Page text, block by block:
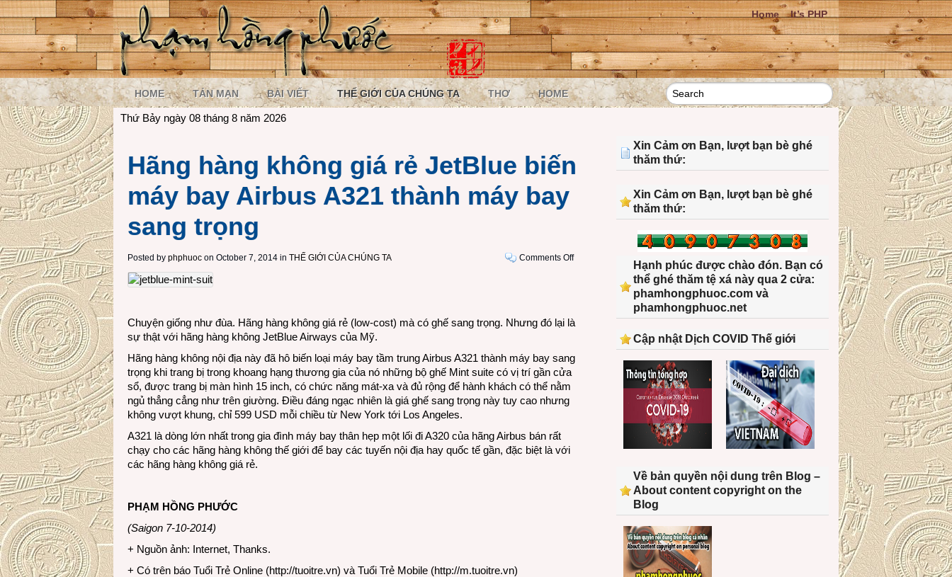
Home It’s PHP
HOME TẢN MẠN BÀI VIẾT THẾ GIỚI CỦA CHÚNG TA THƠ HOME
Thứ Bảy ngày 08 tháng 8 năm 2026
Hãng hàng không giá rẻ JetBlue biến
máy bay Airbus A321 thành máy bay
sang trọng
Posted by phphuoc on October 7, 2014 in THẾ GIỚI CỦA CHÚNG TA Comments Offon
rẻ
biến
Chuyện giống như đùa. Hãng hàng không giá rẻ (low-cost) mà có ghế sang trọng. Nhưng đó lại là
sự thật với hãng hàng không JetBlue Airways của Mỹ.
Hãng hàng không nội địa này đã hô biến loại máy bay tầm trung Airbus A321 thành máy bay sang
trọng khi trang bị trong khoang hạng thương gia của nó những bộ ghế Mint suite có vị trí gần cửa
sổ, được trang bị màn hình 15 inch, có chức năng mát-xa và đủ rộng để hành khách có thể nằm
ngủ thẳng cẳng như trên giường. Điều đáng ngạc nhiên là giá ghế sang trọng này tuy cao nhưng
không vượt khung, chỉ 599 USD mỗi chiều từ New York tới Los Angeles.
A321 là dòng lớn nhất trong gia đình máy bay thân hẹp một lối đi A320 của hãng Airbus bán rất
chạy cho các hãng hàng không thế giới để bay các tuyến nội địa hay quốc tế gần, đặc biệt là với
các hãng hàng không giá rẻ.
PHẠM HỒNG PHƯỚC
(Saigon 7-10-2014)
+ Nguồn ảnh: Internet, Thanks.
+ Có trên báo Tuổi Trẻ Online (http://tuoitre.vn) và Tuổi Trẻ Mobile (http://m.tuoitre.vn)
Xin Cảm ơn Bạn, lượt bạn bè ghé
thăm thứ:
Xin Cảm ơn Bạn, lượt bạn bè ghé
thăm thứ:
Hạnh phúc được chào đón. Bạn có
thể ghé thăm tệ xá này qua 2 cửa:
phamhongphuoc.com và
phamhongphuoc.net
Cập nhật Dịch COVID Thế giới
Về bản quyền nội dung trên Blog –
About content copyright on the
Blog